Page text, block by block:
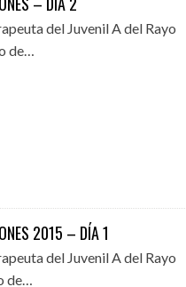
del Juvenil A del Rayo
de…
2015 – DÍA 1
del Juvenil A del Rayo
de…